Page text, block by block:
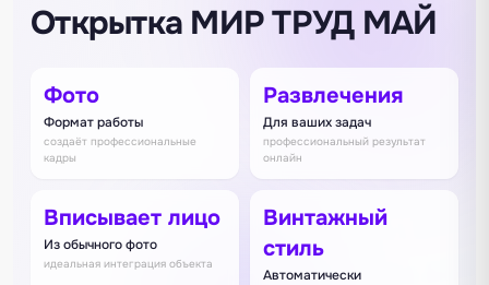
Открытка МИР ТРУД МАЙ
Фото
Формат работы
создаёт профессиональные
кадры
Развлечения
Для ваших задач
профессиональный результат
онлайн
Вписывает лицо
Из обычного фото
идеальная интеграция объекта
Винтажный
стиль
Автоматически